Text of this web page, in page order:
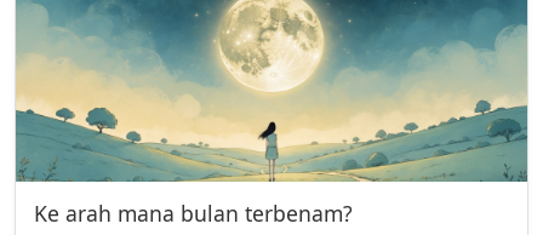
Ke arah mana bulan terbenam?